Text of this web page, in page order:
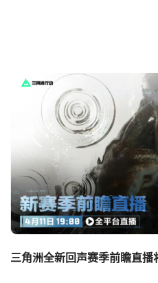
三角洲全新回声赛季前瞻直